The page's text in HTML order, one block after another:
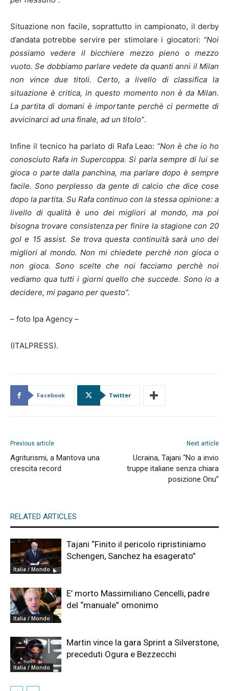
Situazione non facile, soprattutto in campionato, il derby
d’andata potrebbe servire per stimolare i giocatori: “Noi
possiamo vedere il bicchiere mezzo pieno o mezzo
vuoto. Se dobbiamo parlare vedete da quanti anni il Milan
non vince due titoli. Certo, a livello di classifica la
situazione è critica, in questo momento non è da Milan.
La partita di domani è importante perchè ci permette di
avvicinarci ad una finale, ad un titolo”.
Infine il tecnico ha parlato di Rafa Leao: “Non è che io ho
conosciuto Rafa in Supercoppa. Si parla sempre di lui se
gioca o parte dalla panchina, ma parlare dopo è sempre
facile. Sono perplesso da gente di calcio che dice cose
dopo la partita. Su Rafa continuo con la stessa opinione: a
livello di qualità è uno dei migliori al mondo, ma poi
bisogna trovare consistenza per finire la stagione con 20
gol e 15 assist. Se trova questa continuità sarà uno dei
migliori al mondo. Non mi chiedete perchè non gioca o
non gioca. Sono scelte che noi facciamo perchè noi
vediamo qua tutti i giorni quello che succede. Sono io a
decidere, mi pagano per questo”.
– foto Ipa Agency –
(ITALPRESS).
Facebook Twitter
Previous article
Agriturismi, a Mantova una
crescita record
Next article
Ucraina, Tajani “No a invio
truppe italiane senza chiara
posizione Onu”
RELATED ARTICLES
Italia / Mondo
Tajani “Finito il pericolo ripristiniamo
Schengen, Sanchez ha esagerato”
Italia / Mondo
E’ morto Massimiliano Cencelli, padre
del “manuale” omonimo
Italia / Mondo
Martin vince la gara Sprint a Silverstone,
preceduti Ogura e Bezzecchi